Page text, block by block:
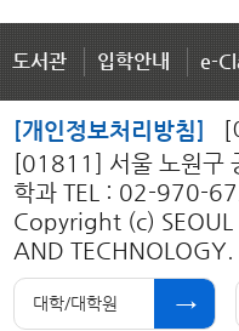
도서관 입학안내 e-
[개인정보처리방침]
[01811] 서울 노원구
학과 TEL : 02-970-
Copyright (c) SEOUL
AND
대학/대학원